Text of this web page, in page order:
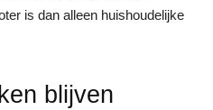
is dan alleen huishoudelijke
blijven